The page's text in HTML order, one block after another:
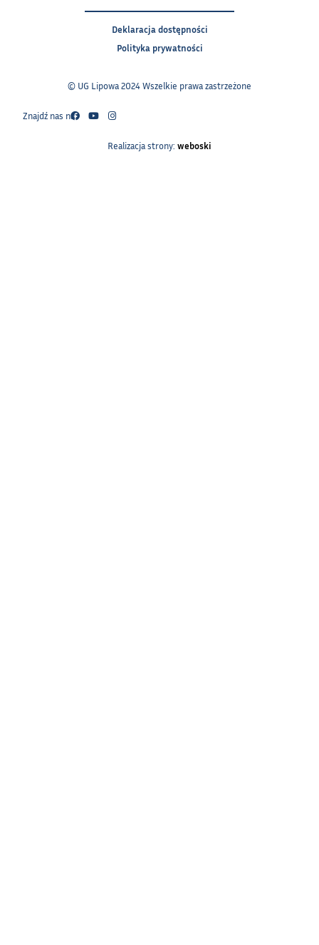
Deklaracja dostępności
Polityka prywatności
© UG Lipowa 2024 Wszelkie prawa zastrzeżone
Znajdź nas na:
Realizacja strony: weboski